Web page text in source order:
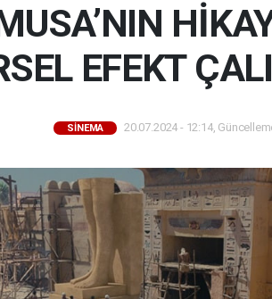
EFEKT
SİNEMA 20.07.2024 - 12:14,